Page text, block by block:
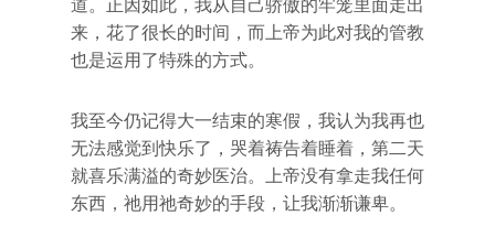
道。正因如此，我从自己骄傲的牢笼里面走出
来，花了很长的时间，而上帝为此对我的管教
也是运用了特殊的方式。
我至今仍记得大一结束的寒假，我认为我再也
无法感觉到快乐了，哭着祷告着睡着，第二天
就喜乐满溢的奇妙医治。上帝没有拿走我任何
东西，祂用祂奇妙的手段，让我渐渐谦卑。